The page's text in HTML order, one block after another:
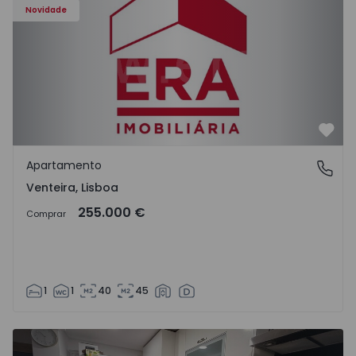
Novidade
Venteira, Lisboa
Apartamento
Venteira, Lisboa
Comprar 255.000 €
1 1 40 45
Apartamento T1 Amadora, Venteira - 1557608 - 8